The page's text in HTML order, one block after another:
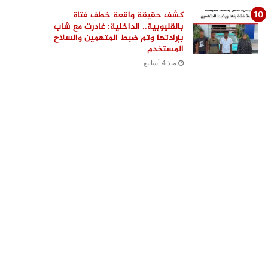
كشف حقيقة واقعة خطف فتاة
بالقليوبية.. الداخلية: غادرت مع شاب
بإرادتها وتم ضبط المتهمين والسلاح
المستخدم
منذ 4 أسابيع